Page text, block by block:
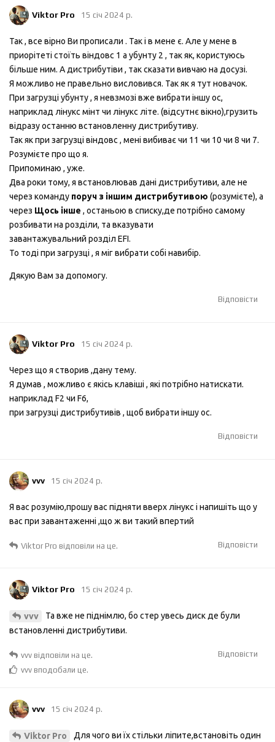
Viktor Pro 15 січ 2024 р.
Так , все вірно Ви прописали . Так і в мене є. Але у мене в
приорітеті стоїть віндовс 1 а убунту 2 , так як, користуюсь
більше ним. А дистрибутіви , так сказати вивчаю на досузі.
Я можливо не правельно висловився. Так як я тут новачок.
При загрузці убунту , я невзмозі вже вибрати іншу ос,
наприклад лінукс мінт чи лінукс літе. (відсутнє вікно),грузить
відразу останню встановленну дистрибутиву.
Так як при загрузці віндовс , мені вибиває чи 11 чи 10 чи 8 чи 7.
Розумієте про що я.
Припоминаю , уже.
Два роки тому, я встановлював дані дистрибутиви, але не
через команду поруч з іншим дистрибутивою (розумієте), а
через Щось інше , останьою в списку,де потрібно самому
розбивати на розділи, та вказувати
завантажувальний розділ EFI.
То тоді при загрузці , я міг вибрати собі навибір.
Дякую Вам за допомогу.
Відповісти
Viktor Pro 15 січ 2024 р.
Через що я створив ,дану тему.
Я думав , можливо є якісь клавіші , які потрібно натискати.
наприклад F2 чи F6,
при загрузці дистрибутивів , щоб вибрати іншу ос.
Відповісти
vvv 15 січ 2024 р.
Я вас розумію,прошу вас підняти вверх лінукс і напишіть що у
вас при завантаженні ,що ж ви такий впертий
Відповісти
Viktor Pro відповіли на це.
Viktor Pro 15 січ 2024 р.
vvv
Та вже не піднімлю, бо стер увесь диск де були
встановленні дистрибутиви.
Відповісти
vvv відповіли на це.
vvv вподобали це.
vvv 15 січ 2024 р.
Viktor Pro
Для чого ви їх стільки ліпите,встановіть один